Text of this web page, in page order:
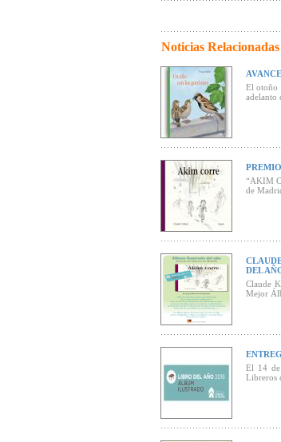
Noticias Relacionadas
El otoño
adelanto
“AKIM
de
DEL
Claude
Mejor
El 14
Libreros